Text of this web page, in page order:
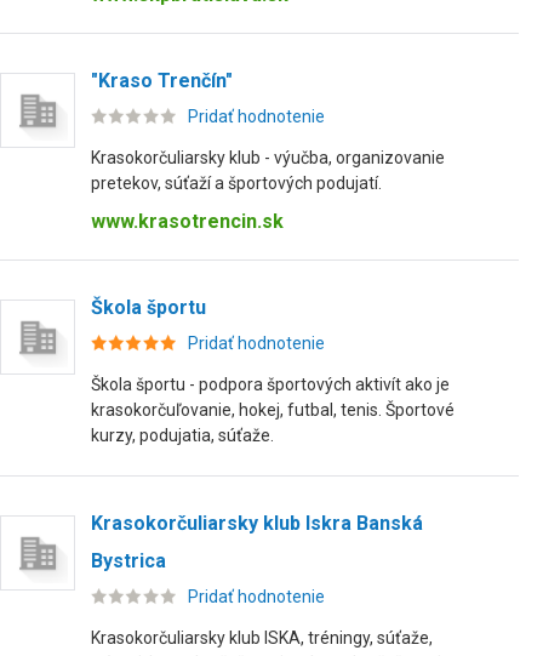
"Kraso Trenčín"
Pridať hodnotenie
Krasokorčuliarsky klub - výučba, organizovanie
pretekov, súťaží a športových podujatí.
www.krasotrencin.sk
Škola športu
Pridať hodnotenie
Škola športu - podpora športových aktivít ako je
krasokorčuľovanie, hokej, futbal, tenis. Športové
kurzy, podujatia, súťaže.
Krasokorčuliarsky klub Iskra Banská
Bystrica
Pridať hodnotenie
Krasokorčuliarsky klub ISKA, tréningy, súťaže,